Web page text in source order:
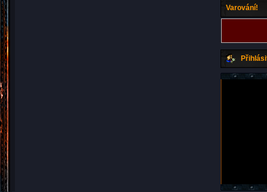
Varování!